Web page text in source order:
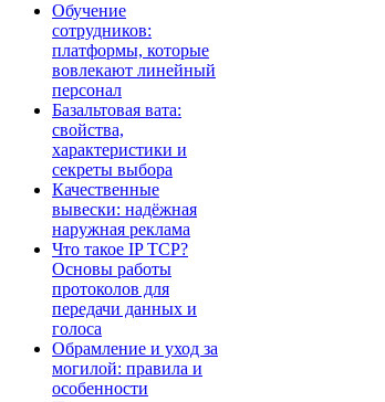
Обучение
сотрудников:
платформы, которые
вовлекают линейный
персонал
Базальтовая вата:
свойства,
характеристики и
секреты выбора
Качественные
вывески: надёжная
наружная реклама
Что такое IP TCP?
Основы работы
протоколов для
передачи данных и
голоса
Обрамление и уход за
могилой: правила и
особенности